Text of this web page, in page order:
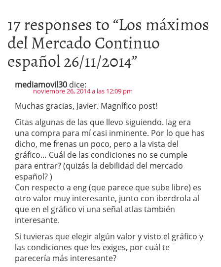
17 responses to “Los máximos
del Mercado Continuo
español 26/11/2014”
mediamovil30 dice:
noviembre 26, 2014 a las 12:09 pm
Muchas gracias, Javier. Magnífico post!
Citas algunas de las que llevo siguiendo. Iag era
una compra para mí casi inminente. Por lo que has
dicho, me frenas un poco, pero a la vista del
gráfico… Cuál de las condiciones no se cumple
para entrar? (quizás la debilidad del mercado
español? )
Con respecto a eng (que parece que sube libre) es
otro valor muy interesante, junto con iberdrola al
que en el gráfico vi una señal atlas también
interesante.
Si tuvieras que elegir algún valor y visto el gráfico y
las condiciones que les exiges, por cuál te
parecería más interesante?